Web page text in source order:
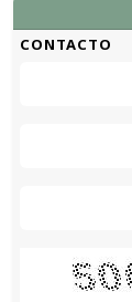
CONTACTO